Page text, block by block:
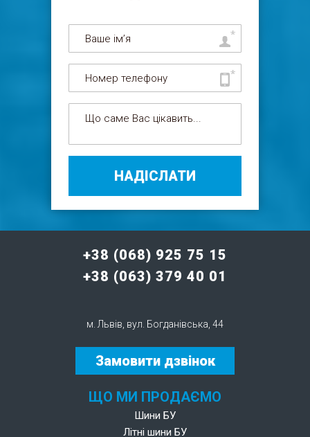
НАДІСЛАТИ
+38 (068) 925 75 15
+38 (063) 379 40 01
м. Львів, вул. Богданівська, 44
Замовити дзвінок
ЩО МИ ПРОДАЄМО
Шини БУ
Літні шини БУ